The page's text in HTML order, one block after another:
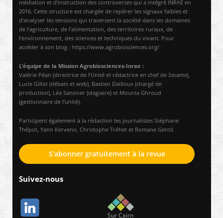
médiation et d’instruction des controverses qui a intégré INRAE en
2016. Cette structure est chargée de repérer les signaux faibles et
d’analyser les tensions qui traversent la société dans les domaines
de l’agriculture, de l’alimentation, des territoires ruraux, de
l’environnement, des sciences et techniques du vivant. Pour
accéder à son blog : https://www.agrobiosciences.org/
L’équipe de la Mission Agrobiosciences-Inrae :
Valérie Péan (directrice de l’Unité et rédactrice en chef de Sesame),
Lucie Gillot (débats et web), Bastien Dailloux (chargé de
production), Léa Sanoner (stagiaire) et Mounia Ghroud
(gestionnaire de l’unité).
Participent également à la rédaction les journalistes Stéphane
Thépot, Yann Kerveno, Christophe Tréhet et Romane Gentil.
S'abonner gratuitement à la revue
Suivez-nous
Sur Cairn